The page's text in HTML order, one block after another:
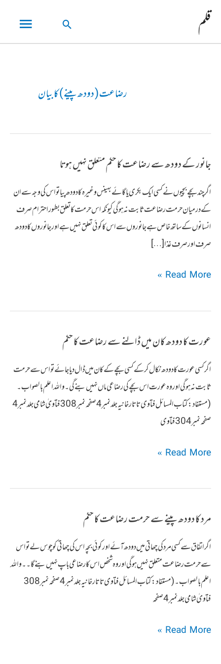
قلم
مین
مینو
تلاش
کریں۔
رضاعت ( دودھ پینے ) کا بیان
جانور کے دودھ سے رضاعت کا حکم متعلق نہیں ہوتا
اگر چند بچے بچیوں نے کسی ایک بکری یا گائے بهینس وغیرہ کا دودھ پیا تو اس کی وجہ سے ان
کے درمیان حرمت رضاعت ثابت نہ ہوگی کیونکہ اس حرمت کا تعلق بطور احترام صرف
انسانوں کے ساتھ خاص ہے جانوروں سے اس کا کوئی تعلق نہیں ہےاورجانوروں کا دودھ
صرف اور صرف غذا […]
جانور
دودھ
رضاعت
کا
متعلق
نہیں
Read More »
عورت کا دودھ کان میں ڈالنے سے رضاعت کا حکم
اگر کسی عورت کا دودھ نکال کر کے کسی بچے کے کان میں ڈال دیا جائے تو اس سے حرمت
ثابت نہ ہوگی اور وہ عورت اس بچے کی رضاعی ماں نہیں بنے گی۔واللہ اعلم بالصواب۔
(مستفاد:کتاب المسائل فتاوی تاتارخانیہ جلد نمبر 4 صفحہ نمبر 308 فتاویٰ شامی جلد نمبر 4
صفحہ نمبر 304 فتاوی
عورت
دودھ
میں
ڈالنے
رضاعت
کا
Read More »
مرد کا دودھ پینے سے حرمت رضاعت کا حکم
اگر اتفاق سے کسی مرد کی چھاتی میں دودھ آئے اور کوئی بچہ اس کی چھاتی کو چوس لے تو اس
سے حرمت رضاعت متعلق نہیں ہوگی اور وہ شخص اس کا رضاعی باپ نہیں بنے گا۔۔واللہ
اعلم بالصواب۔ (مستفاد:کتاب المسائل فتاوی تاتارخانیہ جلد نمبر 4 صفحہ نمبر 308
فتاویٰ شامی جلد نمبر 4 صفحہ
مرد
Read More »